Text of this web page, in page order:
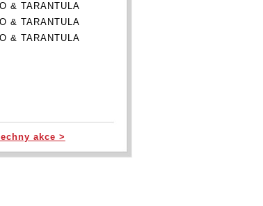
& TARANTULA
& TARANTULA
& TARANTULA
akce >